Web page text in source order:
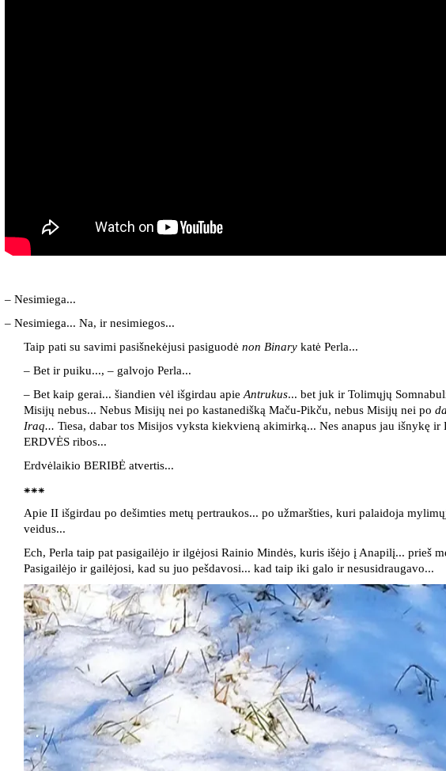
– Nesimiega...
– Nesimiega... Na, ir nesimiegos...
Taip pati su savimi pasišnekėjusi pasiguodė non Binary katė Perla...
– Bet ir puiku..., – galvojo Perla...
– Bet kaip gerai... šiandien vėl išgirdau apie Antrukus... bet juk ir Tolimųjų
Misijų nebus... Nebus Misijų nei po kastanedišką Maču-Pikču, nebus Misijų nei po
Iraq... Tiesa, dabar tos Misijos vyksta kiekvieną akimirką... Nes anapus jau išnykę
ERDVĖS ribos...
Erdvėlaikio BERIBĖ atvertis...
⁕⁕⁕
Apie II išgirdau po dešimties metų pertraukos... po užmaršties, kuri palaidoja
veidus...
Ech, Perla taip pat pasigailėjo ir ilgėjosi Rainio Mindės, kuris išėjo į Anapilį... prieš
Pasigailėjo ir gailėjosi, kad su juo pešdavosi... kad taip iki galo ir nesusidraugavo...